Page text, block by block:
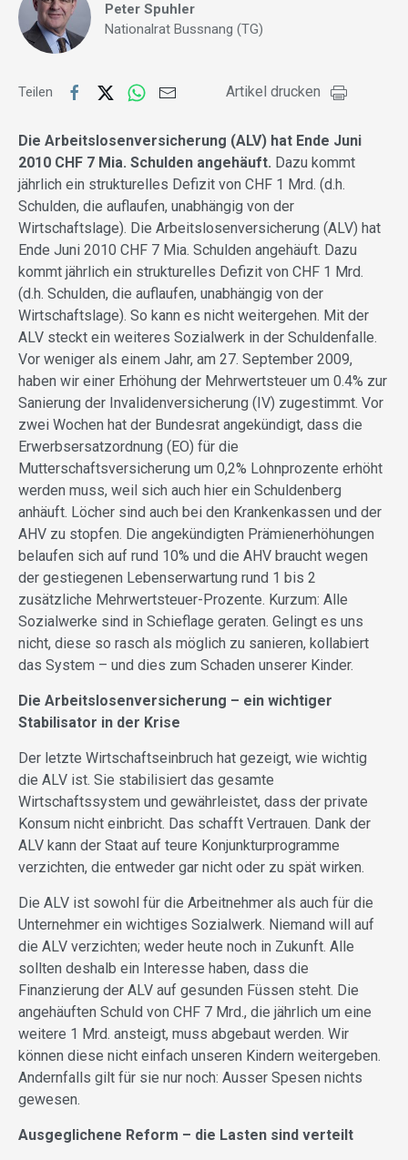
Peter Spuhler
Nationalrat Bussnang (TG)
Teilen Artikel drucken
Die Arbeitslosenversicherung (ALV) hat Ende Juni
2010 CHF 7 Mia. Schulden angehäuft. Dazu kommt
jährlich ein strukturelles Defizit von CHF 1 Mrd. (d.h.
Schulden, die auflaufen, unabhängig von der
Wirtschaftslage). Die Arbeitslosenversicherung (ALV) hat
Ende Juni 2010 CHF 7 Mia. Schulden angehäuft. Dazu
kommt jährlich ein strukturelles Defizit von CHF 1 Mrd.
(d.h. Schulden, die auflaufen, unabhängig von der
Wirtschaftslage). So kann es nicht weitergehen. Mit der
ALV steckt ein weiteres Sozialwerk in der Schuldenfalle.
Vor weniger als einem Jahr, am 27. September 2009,
haben wir einer Erhöhung der Mehrwertsteuer um 0.4% zur
Sanierung der Invalidenversicherung (IV) zugestimmt. Vor
zwei Wochen hat der Bundesrat angekündigt, dass die
Erwerbsersatzordnung (EO) für die
Mutterschaftsversicherung um 0,2% Lohnprozente erhöht
werden muss, weil sich auch hier ein Schuldenberg
anhäuft. Löcher sind auch bei den Krankenkassen und der
AHV zu stopfen. Die angekündigten Prämienerhöhungen
belaufen sich auf rund 10% und die AHV braucht wegen
der gestiegenen Lebenserwartung rund 1 bis 2
zusätzliche Mehrwertsteuer-Prozente. Kurzum: Alle
Sozialwerke sind in Schieflage geraten. Gelingt es uns
nicht, diese so rasch als möglich zu sanieren, kollabiert
das System – und dies zum Schaden unserer Kinder.
Die Arbeitslosenversicherung – ein wichtiger
Stabilisator in der Krise
Der letzte Wirtschaftseinbruch hat gezeigt, wie wichtig
die ALV ist. Sie stabilisiert das gesamte
Wirtschaftssystem und gewährleistet, dass der private
Konsum nicht einbricht. Das schafft Vertrauen. Dank der
ALV kann der Staat auf teure Konjunkturprogramme
verzichten, die entweder gar nicht oder zu spät wirken.
Die ALV ist sowohl für die Arbeitnehmer als auch für die
Unternehmer ein wichtiges Sozialwerk. Niemand will auf
die ALV verzichten; weder heute noch in Zukunft. Alle
sollten deshalb ein Interesse haben, dass die
Finanzierung der ALV auf gesunden Füssen steht. Die
angehäuften Schuld von CHF 7 Mrd., die jährlich um eine
weitere 1 Mrd. ansteigt, muss abgebaut werden. Wir
können diese nicht einfach unseren Kindern weitergeben.
Andernfalls gilt für sie nur noch: Ausser Spesen nichts
gewesen.
Ausgeglichene Reform – die Lasten sind verteilt